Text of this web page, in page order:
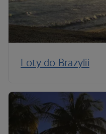
Loty do Brazylii